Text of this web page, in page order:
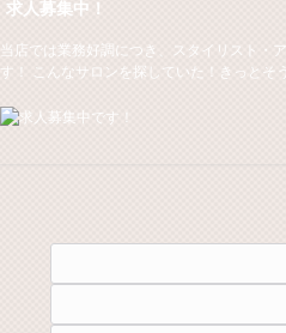
求人募集中！
当店では業務好調につき、スタイリスト・
す！ こんなサロンを探していた！きっとそ